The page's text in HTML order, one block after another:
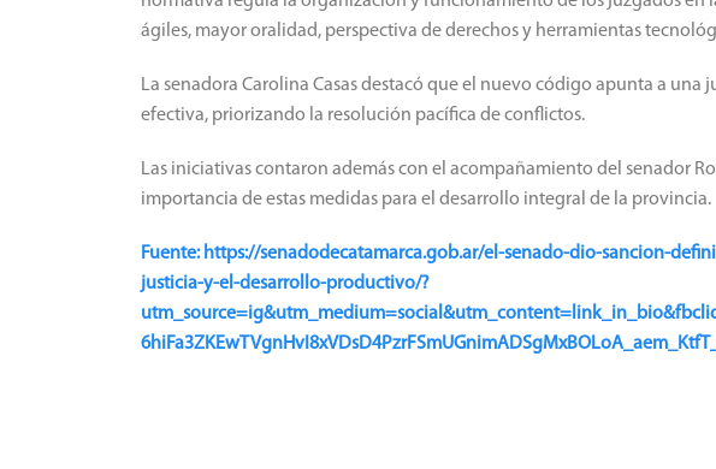
ágiles, mayor oralidad, perspectiva de derechos y herramientas
La senadora Carolina Casas destacó que el nuevo código apunta a una
efectiva, priorizando la resolución pacífica de conflictos.
Las iniciativas contaron además con el acompañamiento del senador
importancia de estas medidas para el desarrollo integral de la provincia.
Fuente: https://senadodecatamarca.gob.ar/el-senado-dio-sancion-
justicia-y-el-desarrollo-productivo/?